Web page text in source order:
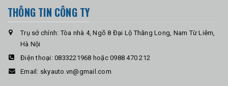
THÔNG TIN CÔNG TY
Trụ sở chính: Tòa nhà 4, Ngõ 8 Đại Lộ Thăng Long, Nam Từ Liêm,
Hà Nội
Điện thoại: 0833221968 hoặc 0988 470 212
Email: skyauto.vn@gmail.com